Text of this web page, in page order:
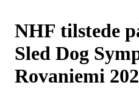
NHF tilstede
Sled Dog
Rovaniemi